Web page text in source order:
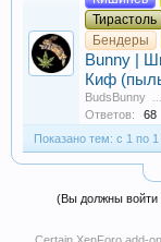
Тирастоль
Бендеры
Bunny |
Киф
BudsBunny ...
Ответов: 68
Показано тем: с 1 по 1
(Вы должны войти